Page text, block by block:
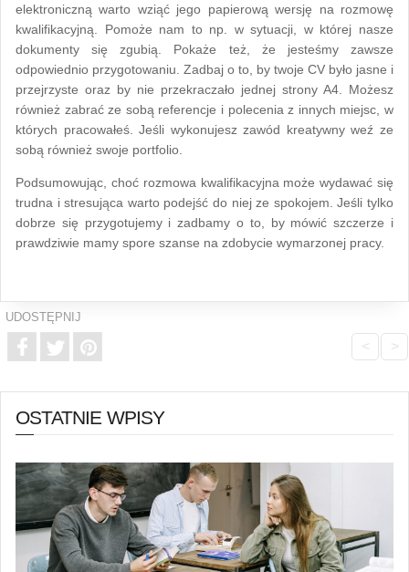
elektroniczną warto wziąć jego papierową wersję na rozmowę
kwalifikacyjną. Pomoże nam to np. w sytuacji, w której nasze
dokumenty się zgubią. Pokaże też, że jesteśmy zawsze
odpowiednio przygotowaniu. Zadbaj o to, by twoje CV było jasne i
przejrzyste oraz by nie przekraczało jednej strony A4. Możesz
również zabrać ze sobą referencje i polecenia z innych miejsc, w
których pracowałeś. Jeśli wykonujesz zawód kreatywny weź ze
sobą również swoje portfolio.
Podsumowując, choć rozmowa kwalifikacyjna może wydawać się
trudna i stresująca warto podejść do niej ze spokojem. Jeśli tylko
dobrze się przygotujemy i zadbamy o to, by mówić szczerze i
prawdziwie mamy spore szanse na zdobycie wymarzonej pracy.
UDOSTĘPNIJ
< >
OSTATNIE WPISY